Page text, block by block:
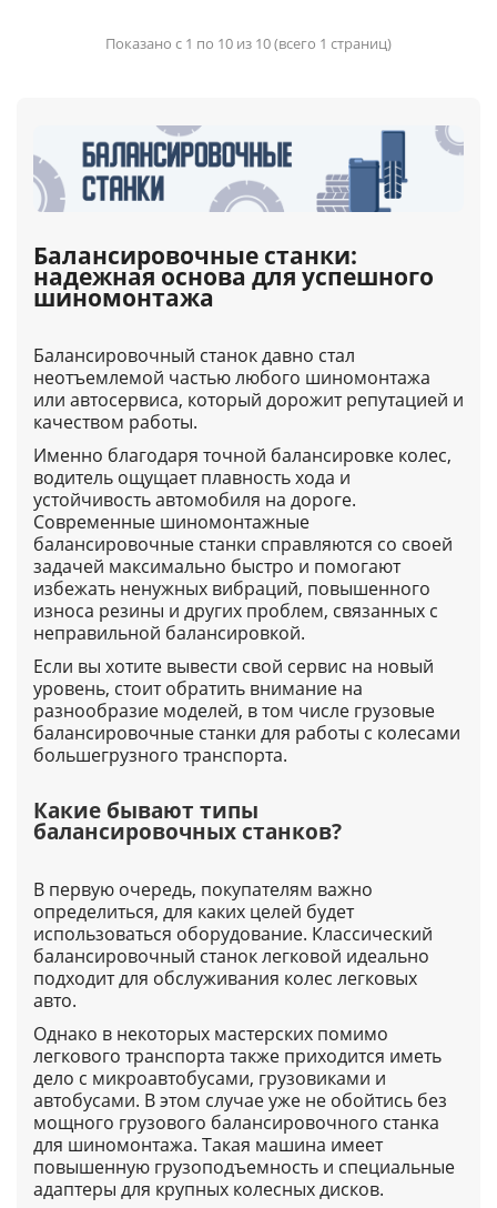
Показано с 1 по 10 из 10 (всего 1 страниц)
Балансировочные станки:
надежная основа для успешного
шиномонтажа
Балансировочный станок давно стал
неотъемлемой частью любого шиномонтажа
или автосервиса, который дорожит репутацией и
качеством работы.
Именно благодаря точной балансировке колес,
водитель ощущает плавность хода и
устойчивость автомобиля на дороге.
Современные шиномонтажные
балансировочные станки справляются со своей
задачей максимально быстро и помогают
избежать ненужных вибраций, повышенного
износа резины и других проблем, связанных с
неправильной балансировкой.
Если вы хотите вывести свой сервис на новый
уровень, стоит обратить внимание на
разнообразие моделей, в том числе грузовые
балансировочные станки для работы с колесами
большегрузного транспорта.
Какие бывают типы
балансировочных станков?
В первую очередь, покупателям важно
определиться, для каких целей будет
использоваться оборудование. Классический
балансировочный станок легковой идеально
подходит для обслуживания колес легковых
авто.
Однако в некоторых мастерских помимо
легкового транспорта также приходится иметь
дело с микроавтобусами, грузовиками и
автобусами. В этом случае уже не обойтись без
мощного грузового балансировочного станка
для шиномонтажа. Такая машина имеет
повышенную грузоподъемность и специальные
адаптеры для крупных колесных дисков.